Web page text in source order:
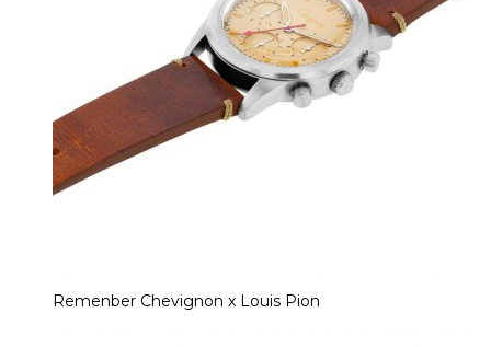
Remenber Chevignon x Louis Pion